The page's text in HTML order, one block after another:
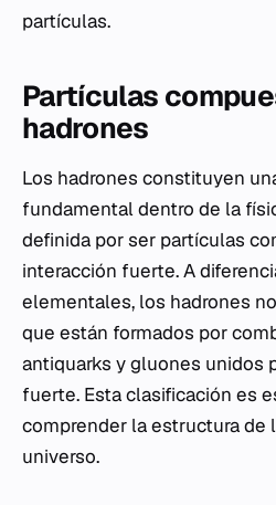
partículas.
Partículas
hadrones
Los hadrones constituyen
fundamental dentro de la
definida por ser partículas
interacción fuerte. A
elementales, los hadrones
que están formados por
antiquarks y gluones unidos
fuerte. Esta clasificación es
comprender la estructura de
universo.